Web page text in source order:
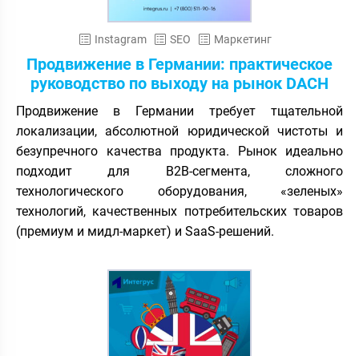
Instagram SEO Маркетинг
Продвижение в Германии: практическое
руководство по выходу на рынок DACH
Продвижение в Германии требует тщательной
локализации, абсолютной юридической чистоты и
безупречного качества продукта. Рынок идеально
подходит для B2B-сегмента, сложного
технологического оборудования, «зеленых»
технологий, качественных потребительских товаров
(премиум и мидл-маркет) и SaaS-решений.